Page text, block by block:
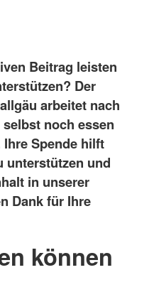
Beitrag leisten
Der
arbeitet nach
noch essen
Spende hilft
unterstützen und
in unserer
Dank für Ihre
können